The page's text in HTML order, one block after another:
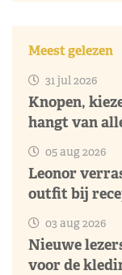
Meest gelezen
31 jul 2026
Knopen,
hangt van
05 aug 2026
Leonor
outfit bij
03 aug 2026
Nieuwe
voor de